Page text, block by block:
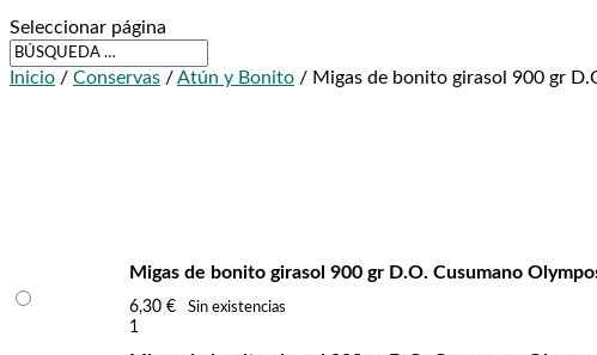
Seleccionar página
Inicio / Conservas /Atún y Bonito / Migas de bonito girasol 900 gr
Migas de bonito girasol 900 gr D.O. Cusumano
6,30 € Sin existencias
1